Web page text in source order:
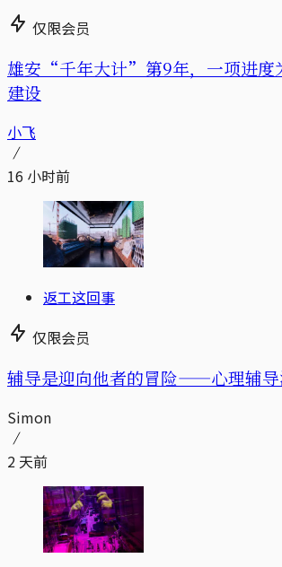
仅限会员
雄安“千年大计”第9年，一项进度
建设
小飞
16 小时前
返工这回事
仅限会员
辅导是迎向他者的冒险——心理辅导
Simon
2 天前